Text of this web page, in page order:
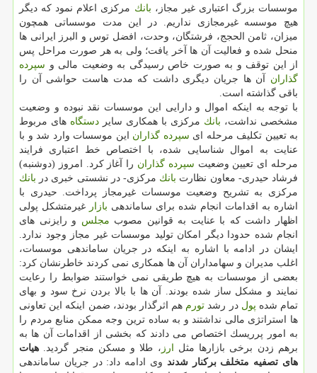
موسسات بزرگ اعتباری غیر مجاز، بانك مركزی اعلام نمود كه دیگر
هیچ موسسه غیرمجازی نداریم. در این مدت موسساتی همچون
میزان، ثامن الحجج، فرشتگان، وحدت، افضل توس و البرز ایرانی ها
منحل شده و فعالیت آن ها آخر یافت؛ ولی به هر صورت مراحل پس
از این توقف و به صورت خاص رسیدگی به وضعیت مالی و سپرده
گذاران آن ها جریان دیگری داشت كه مدت هاست حواشی آن را
باقی گذاشته است.
با توجه به اینكه اموال و دارایی این موسسات نقد نبوده و وضعیت
مشخصی نداشت، بانك مركزی با همكاری سایر دستگاه های مربوط
به تعیین تكلیف مرحله ای سپرده گذاران این موسسات وارد شد و با
عنایت به اموال شناسایی شده، با اختصاص خط اعتباری فرایند
مرحله ای تعیین وضعیت سپرده گذاران را آغاز كرد. امروز (دوشنبه)
فرشاد حیدری- معاون نظارت بانك مركزی- در نشستی خبری در بانك
مركزی به تشریح وضعیت موسسات غیرمجاز پرداخت. حیدری با
اشاره به اقدامات انجام شده برای ساماندهی بازار غیرمتشكل پولی
اظهار داشت كه با عنایت به قوانین مصوب مجلس و رایزنی های
انجام شده حدودا دیگر امكان تولید موسسات غیر مجاز وجود ندارد.
ایشان در ادامه با اشاره به اینكه در جریان ساماندهی موسسات،
اغلب مدیران و سهامداران آن ها همكاری نمی كردند خاطرنشان كرد:
بعضی از موسسات به هیچ طریقی نمی خواستند ضوابط را رعایت
نمایند و مشكل ساز شده بودند. آن ها با بالا بردن نرخ سود و بهای
تمام شده پول در رشد تورم هم اثرگذار بودند، ضمن اینكه این تعاونی
ها استراتژی مالی نداشتند و به ساده ترین وجه ممكن منابع مردم را
به امور پرریسك اختصاص می دادند كه بخشی از اقدامات آن ها به
برهم زدن برخی بازارها مثل ارز ، طلا و مسكن منجر گردید. هیات
های تصفیه متخلف بركنار شدند وی ادامه داد: در جریان ساماندهی